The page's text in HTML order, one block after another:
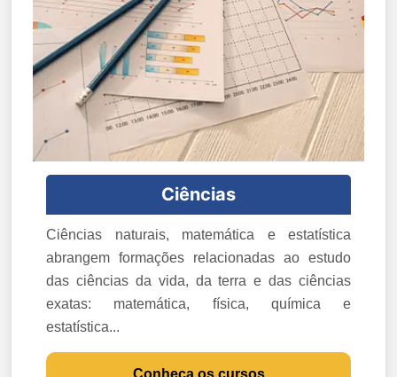
Ciências
Ciências naturais, matemática e estatística
abrangem formações relacionadas ao estudo
das ciências da vida, da terra e das ciências
exatas: matemática, física, química e
estatística...